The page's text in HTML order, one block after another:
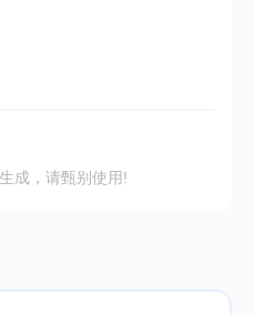
成，请甄别使用!